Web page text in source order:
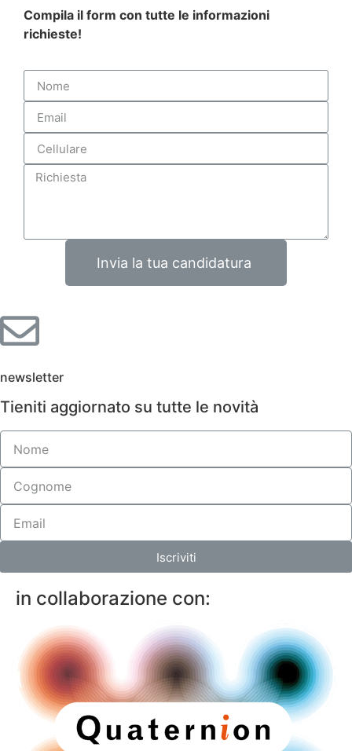
Compila il form con tutte le informazioni
richieste!
Invia la tua candidatura
newsletter
Tieniti aggiornato su tutte le novità
Iscriviti
in collaborazione con: